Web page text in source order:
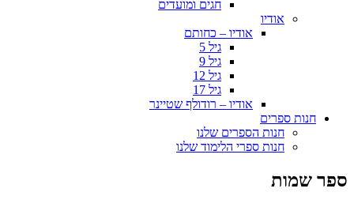
חגים ומועדים
אודיו
אודיו – כחותם
גיל 5
גיל 9
גיל 12
גיל 17
אודיו – רודולף שטיינר
חנות ספרים
חנות הספרים שלנו
חנות ספרי הלימוד שלנו
ספר שמות